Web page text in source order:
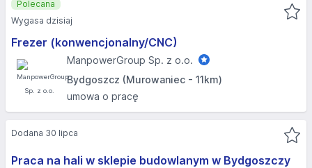
Frezer (konwencjonalny/CNC)
ManpowerGroup Sp. z o.o.
Bydgoszcz (Murowaniec - 11km)
umowa o pracę
Polecana
Wygasa dzisiaj
Praca na hali w sklepie budowlanym w Bydgoszczy
Dodana 30 lipca